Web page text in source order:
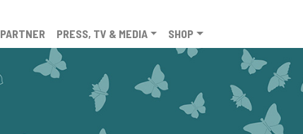
PARTNER PRESS, TV & MEDIA SHOP